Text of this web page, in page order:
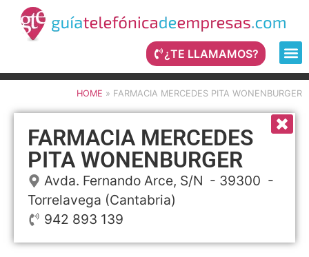
¿TE LLAMAMOS?
HOME » FARMACIA MERCEDES PITA WONENBURGER
FARMACIA MERCEDES
PITA WONENBURGER
Avda. Fernando Arce, S/N - 39300 -
Torrelavega (Cantabria)
942 893 139